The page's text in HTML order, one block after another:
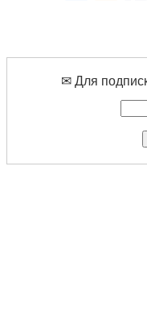
✉ Для